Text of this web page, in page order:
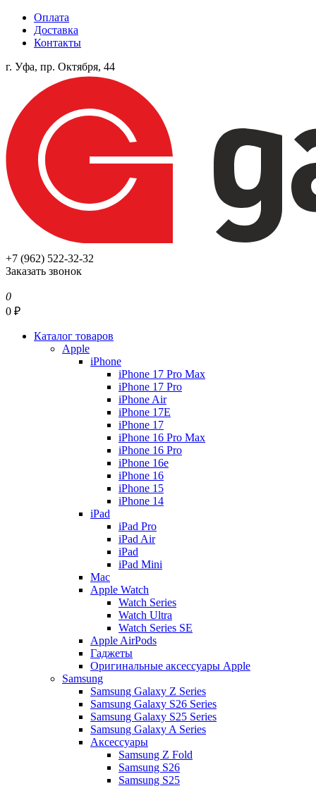
Оплата
Доставка
Контакты
г. Уфа, пр. Октября, 44
+7 (962) 522-32-32
Заказать звонок
0
0 ₽
Каталог товаров
Apple
iPhone
iPhone 17 Pro Max
iPhone 17 Pro
iPhone Air
iPhone 17E
iPhone 17
iPhone 16 Pro Max
iPhone 16 Pro
iPhone 16e
iPhone 16
iPhone 15
iPhone 14
iPad
iPad Pro
iPad Air
iPad
iPad Mini
Mac
Apple Watch
Watch Series
Watch Ultra
Watch Series SE
Apple AirPods
Гаджеты
Оригинальные аксессуары Apple
Samsung
Samsung Galaxy Z Series
Samsung Galaxy S26 Series
Samsung Galaxy S25 Series
Samsung Galaxy A Series
Аксессуары
Samsung Z Fold
Samsung S26
Samsung S25